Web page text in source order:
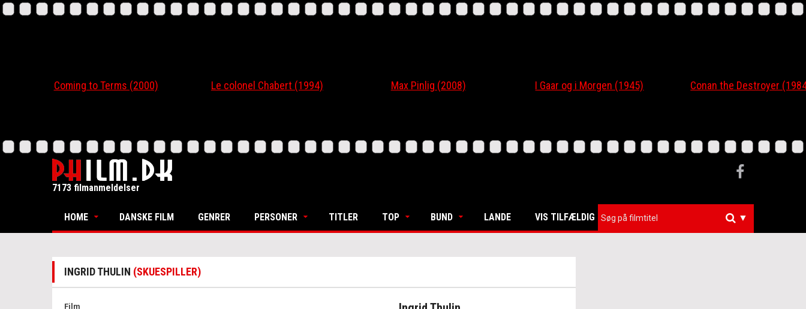
Coming to Terms (2000) Le colonel Chabert (1994) Max Pinlig (2008) I Gaar og i Morgen (1945) Conan the Destroyer (1984)
7173 filmanmeldelser
HOME DANSKE FILM GENRER PERSONER TITLER TOP BUND LANDE VIS TILFÆLDIG ▼
INGRID THULIN (SKUESPILLER)
Film